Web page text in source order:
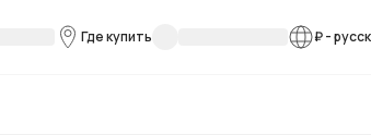
Где купить ₽-